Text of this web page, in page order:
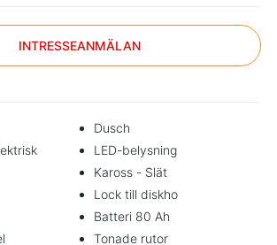
INTRESSEANMÄLAN
Dusch
LED-belysning
Kaross - Slät
Lock till diskho
Batteri 80 Ah
Tonade rutor